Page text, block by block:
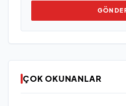
ÇOK OKUNANLAR